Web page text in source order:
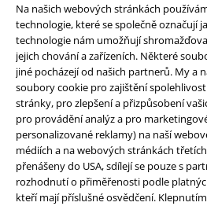
Na našich webových stránkách
technologie, které se společně označují
technologie nám umožňují
jejich chování a zařízeních. Některé
jiné pocházejí od našich partnerů. My a
soubory cookie pro zajištění
stránky, pro zlepšení a přizpůsobení
pro provádění analýz a pro
personalizované reklamy) na naší
médiích a na webových stránkách
přenášeny do USA, sdílejí se pouze s
rozhodnutí o přiměřenosti podle
kteří mají příslušné osvědčení. Klepnutím
funkce a
A Warner Music